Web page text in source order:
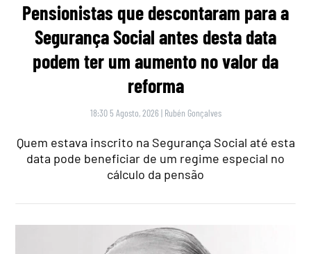
Pensionistas que descontaram para a
Segurança Social antes desta data
podem ter um aumento no valor da
reforma
18:30 5 Agosto, 2026 | Rubén Gonçalves
Quem estava inscrito na Segurança Social até esta
data pode beneficiar de um regime especial no
cálculo da pensão